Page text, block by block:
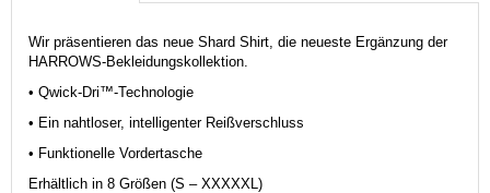
Wir präsentieren das neue Shard Shirt, die neueste Ergänzung der
HARROWS-Bekleidungskollektion.
• Qwick-Dri™-Technologie
• Ein nahtloser, intelligenter Reißverschluss
• Funktionelle Vordertasche
Erhältlich in 8 Größen (S – XXXXXL)